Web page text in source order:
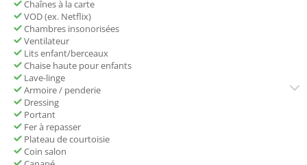
Chaînes à la carte
VOD (ex. Netflix)
Chambres insonorisées
Ventilateur
Lits enfant/berceaux
Chaise haute pour enfants
Lave-linge
Armoire / penderie
Dressing
Portant
Fer à repasser
Plateau de courtoisie
Coin salon